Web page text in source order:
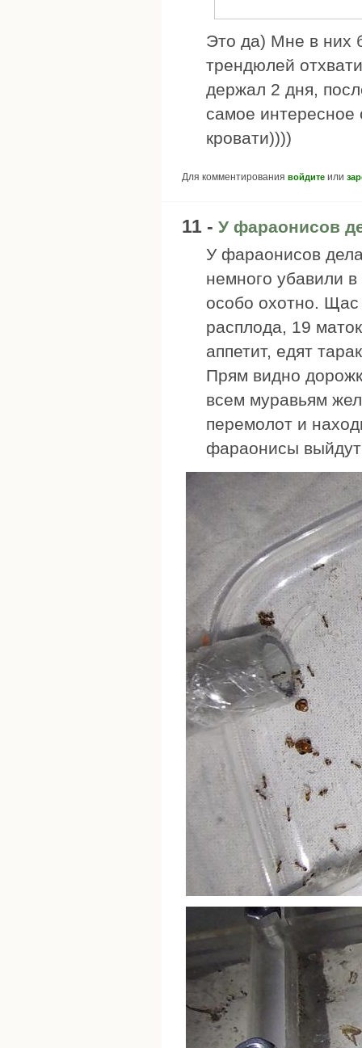
Это да) Мне в них
трендюлей
держал 2 дня,
самое интересное
кровати))))
Для комментирования войдите или
11 - У фараонисов
У фараонисов
немного убавили в
особо охотно.
расплода, 19
аппетит, едят
Прям видно
всем муравьям
перемолот и
фараонисы